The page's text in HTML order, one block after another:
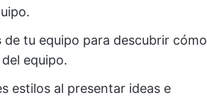
de tu equipo para descubrir cómo
equipo.
estilos al presentar ideas e